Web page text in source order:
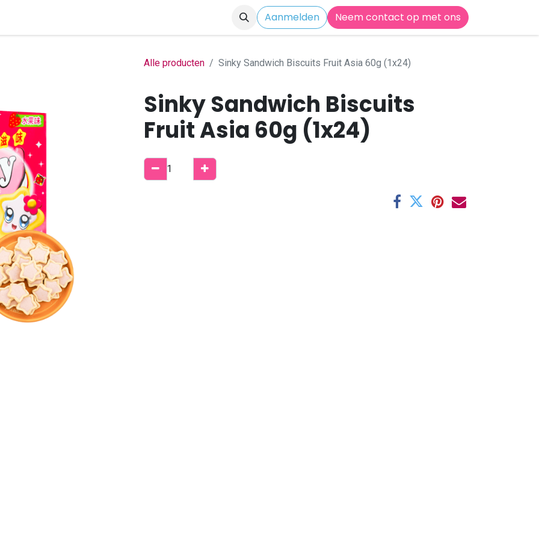
Aanmelden Neem contact op met ons
Alle producten Sinky Sandwich Biscuits Fruit Asia 60g (1x24)
Sinky Sandwich Biscuits
Fruit Asia 60g (1x24)